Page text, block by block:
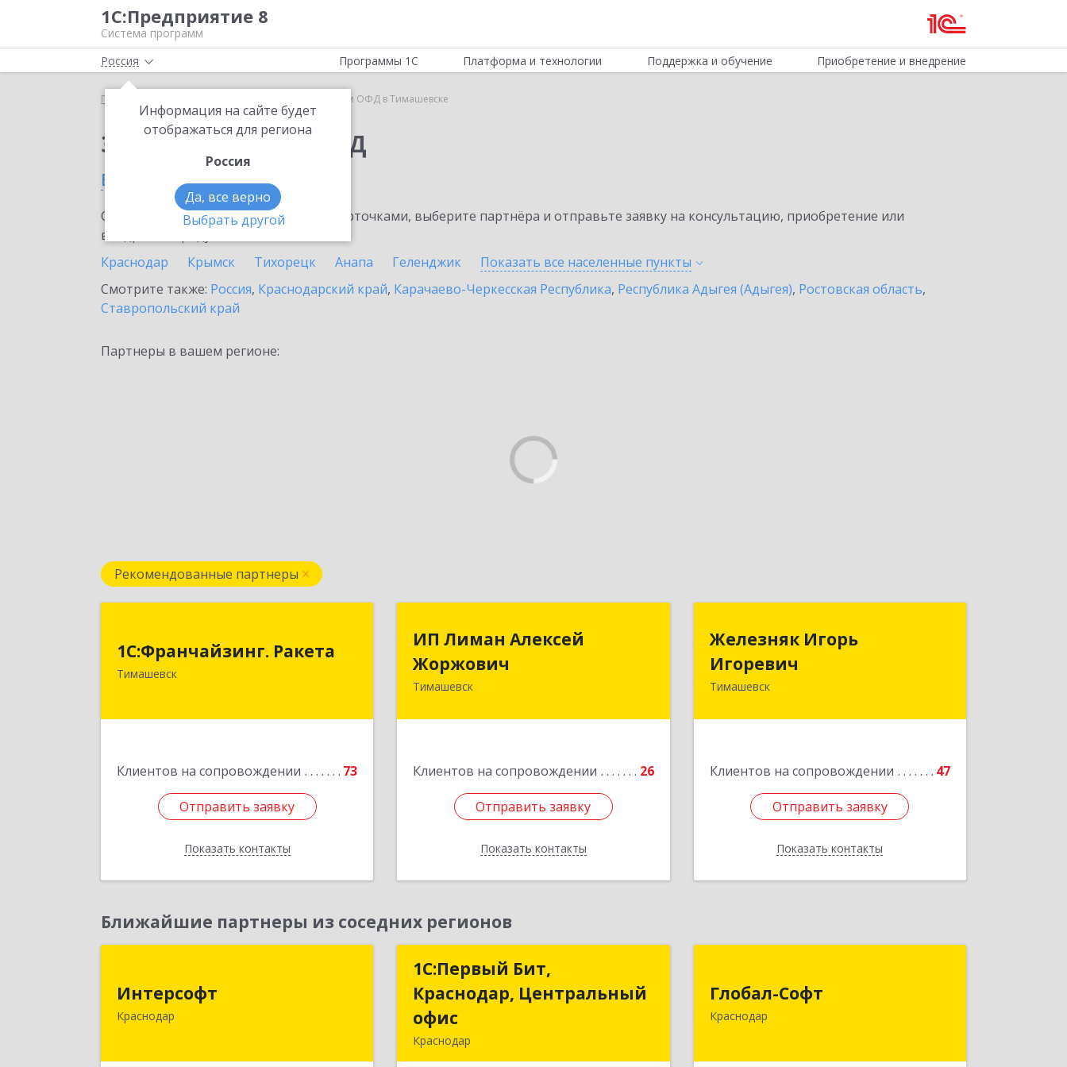
1С:Предприятие 8
Система программ
Россия
Информация на сайте будет
отображаться для региона
Россия
Да, все верно
Выбрать другой
Программы 1С Платформа и технологии Поддержка и обучение Приобретение и внедрение
Главная 1С-Чеки ОФД в Тимашевске
Заказать 1С-Чеки ОФД
в Тимашевске
Ознакомьтесь с информационными карточками, выберите партнёра и отправьте заявку на консультацию, приобретение или
внедрение продукта.
Краснодар
Крымск Тихорецк Анапа Геленджик Показать все населенные пункты
Смотрите также: Россия, Краснодарский край, Карачаево-Черкесская Республика, Республика Адыгея (Адыгея), Ростовская область,
Ставропольский край
Партнеры в вашем регионе:
Рекомендованные партнеры
1С:Франчайзинг. Ракета
Тимашевск
Клиентов на сопровождении 73
Отправить заявку
Показать контакты
Краснодарский край, Тимашевский р-
н, Медведовская ст-ца, Чайковского
Отправить заявку
Назад
ИП Лиман Алексей
Жоржович
Тимашевск
Клиентов на сопровождении 26
Отправить заявку
Показать контакты
ИП Лиман Алексей
Жоржович
352731, Краснодарский край,
Подробнее
Отправить заявку
Назад
Железняк Игорь
Игоревич
Тимашевск
Клиентов на сопровождении 47
Отправить заявку
Показать контакты
352700, Краснодарский край,
Подробнее
Отправить заявку
Назад
Ближайшие партнеры из соседних регионов
Интерсофт
Краснодар
350020, Краснодарский край,
Краснодар г, Рашпилевская ул, дом №
1С:Первый Бит,
Краснодар, Центральный
офис
Краснодар
1С:Первый Бит,
Краснодар, Центральный
Глобал-Софт
Краснодар
350018, Краснодарский край,
Краснодар г, Сормовская ул, дом № 7